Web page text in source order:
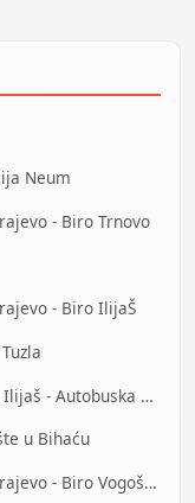
Neum
- Biro Trnovo
- Biro IlijaŠ
Centrotrans-Eurolines dd Sarajevo - P.J. Ilijaš - Autobuska stanica
u Bihaću
J.U. Služba za zapošljavanje Kantona Sarajevo - Biro Vogošća